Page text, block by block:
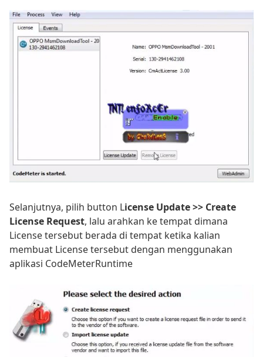
Selanjutnya, pilih button License Update >> Create
License Request, lalu arahkan ke tempat dimana
License tersebut berada di tempat ketika kalian
membuat License tersebut dengan menggunakan
aplikasi CodeMeterRuntime